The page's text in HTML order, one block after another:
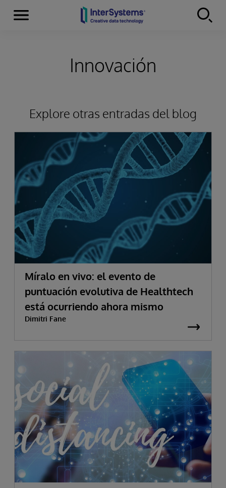
Skip to content
Secciones
Innovación
Explore otras entradas del blog
Míralo en vivo: el evento de
puntuación evolutiva de Healthtech
está ocurriendo ahora mismo
Dimitri Fane